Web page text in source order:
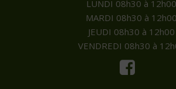
LUNDI 08h30 à 12h00
MARDI 08h30 à 12h00
JEUDI 08h30 à 12h00
VENDREDI 08h30 à